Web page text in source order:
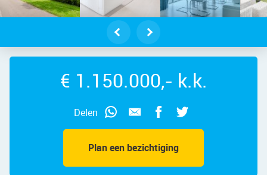
Plan een bezichtiging
Delen
€ 1.150.000,- k.k.